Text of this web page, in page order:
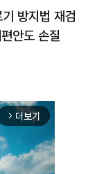
방지법 재검
안도 손질
arrow_forward_ios 더보기